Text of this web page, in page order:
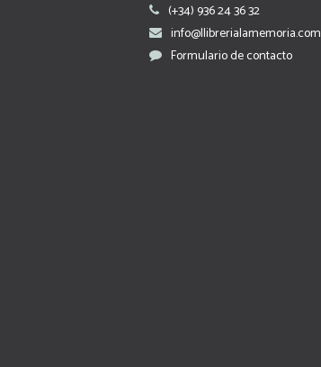
(+34) 936 24 36 32
info@llibrerialamemoria.com
Formulario de contacto